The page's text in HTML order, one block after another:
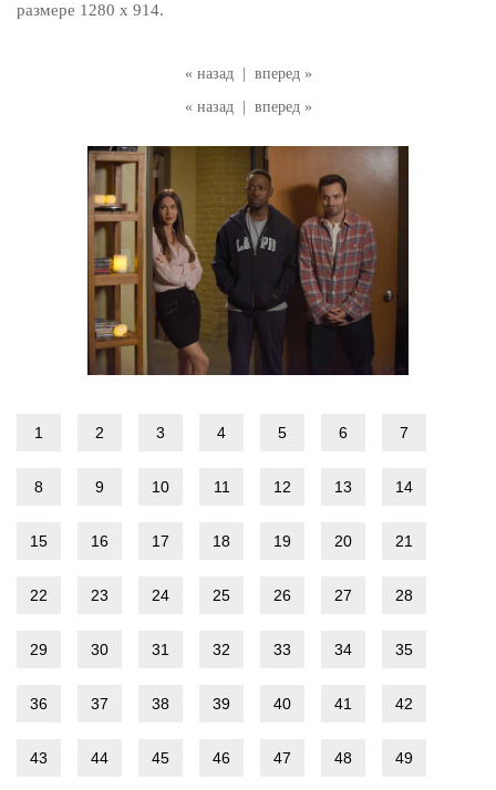
« назад
вперед »
« назад
вперед »
размере 1280 x 914.
1 2 3 4 5 6 7
8 9 10 11 12 13 14
15 16 17 18 19 20 21
22 23 24 25 26 27 28
29 30 31 32 33 34 35
36 37 38 39 40 41 42
43 44 45 46 47 48 49